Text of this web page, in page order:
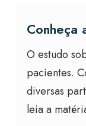
O estudo
pacientes.
diversas
leia a